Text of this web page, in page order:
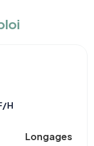
H
Longages